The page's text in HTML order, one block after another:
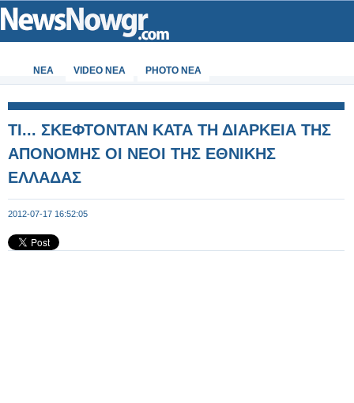
ΝΕΑ VIDEO NEA PHOTO NEA
ΤΙ... ΣΚΕΦΤΟΝΤΑΝ ΚΑΤΑ ΤΗ ΔΙΑΡΚΕΙΑ ΤΗΣ
ΑΠΟΝΟΜΗΣ ΟΙ ΝΕΟΙ ΤΗΣ ΕΘΝΙΚΗΣ
ΕΛΛΑΔΑΣ
2012-07-17 16:52:05